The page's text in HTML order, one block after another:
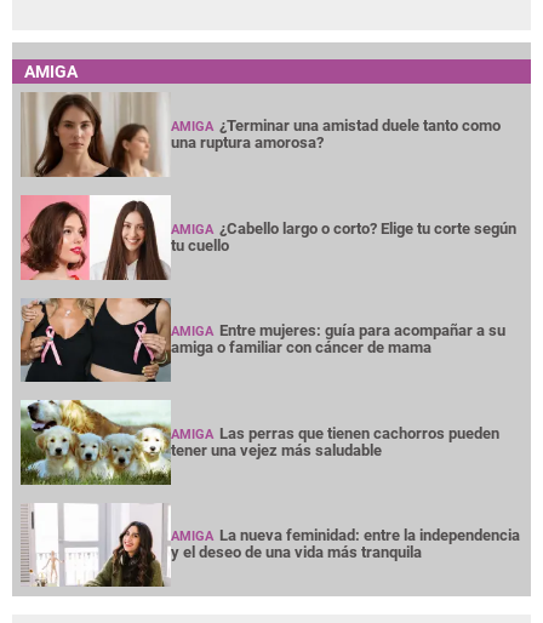
AMIGA
AMIGA ¿Terminar una amistad duele tanto como
una ruptura amorosa?
AMIGA ¿Cabello largo o corto? Elige tu corte según
tu cuello
AMIGA Entre mujeres: guía para acompañar a su
amiga o familiar con cáncer de mama
AMIGA Las perras que tienen cachorros pueden
tener una vejez más saludable
AMIGA La nueva feminidad: entre la independencia
y el deseo de una vida más tranquila